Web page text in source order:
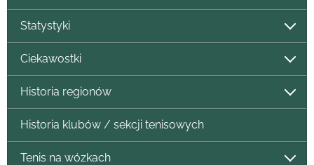
Statystyki
Ciekawostki
Historia regionów
Historia klubów / sekcji tenisowych
Tenis na wózkach